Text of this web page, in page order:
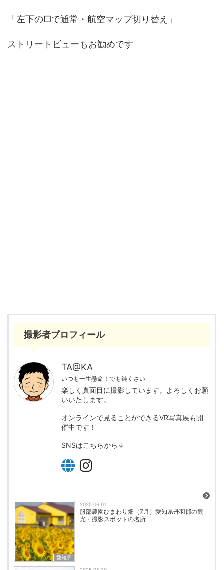
「左下の□で通常・航空マップ切り替え」
ストリートビューもお勧めです
撮影者プロフィール
TA@KA
いつも一生懸命！でも鈍くさい
楽しく真面目に撮影しています。よろしくお願
いいたします。
オンラインで見ることができるVR写真展も開
催中です！
SNSはこちらから↓
愛知県
2025.06.01
服部農園ひまわり畑（7月）愛知県丹羽郡の観
光・撮影スポットの名所